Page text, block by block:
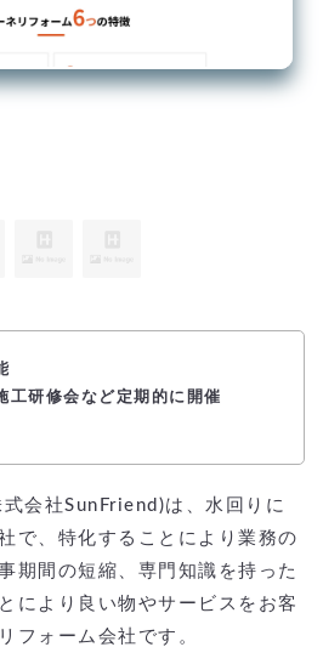
工研修会など定期的に開催
会社SunFriend)は、水回りに
で、特化することにより業務の
期間の短縮、専門知識を持った
により良い物やサービスをお客
フォーム会社です。